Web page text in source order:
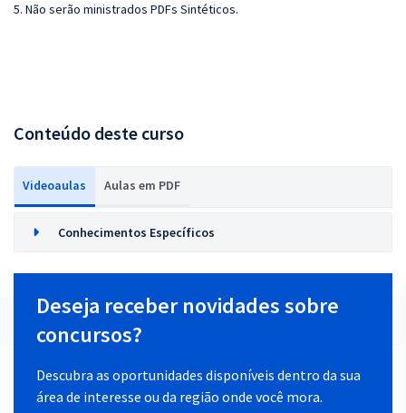
5. Não serão ministrados PDFs Sintéticos.
Conteúdo deste curso
Videoaulas Aulas em PDF
Conhecimentos Específicos
Deseja receber novidades sobre
concursos?
Descubra as oportunidades disponíveis dentro da sua
área de interesse ou da região onde você mora.